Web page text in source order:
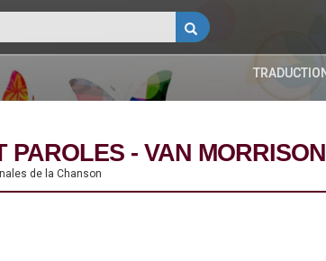
- VAN MORRISON
de la Chanson